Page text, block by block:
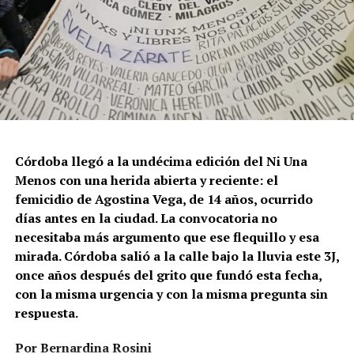
Córdoba llegó a la undécima edición del Ni Una
Menos con una herida abierta y reciente: el
femicidio de Agostina Vega, de 14 años, ocurrido
días antes en la ciudad. La convocatoria no
necesitaba más argumento que ese flequillo y esa
mirada. Córdoba salió a la calle bajo la lluvia este 3J,
once años después del grito que fundó esta fecha,
con la misma urgencia y con la misma pregunta sin
respuesta.
Por Bernardina Rosini